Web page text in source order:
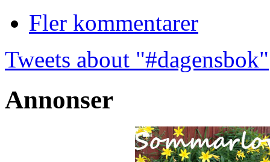
Fler kommentarer
Tweets about "#dagensbok"
Annonser